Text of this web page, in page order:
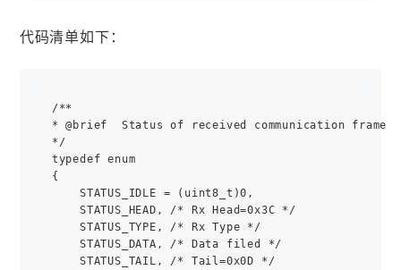
代码清单如下：
/**
* @brief  Status of received communication frame
*/
typedef enum
{
STATUS_IDLE = (uint8_t)0,
STATUS_HEAD, /* Rx Head=0x3C */
STATUS_TYPE, /* Rx Type */
STATUS_DATA, /* Data filed */
STATUS_TAIL, /* Tail=0x0D */